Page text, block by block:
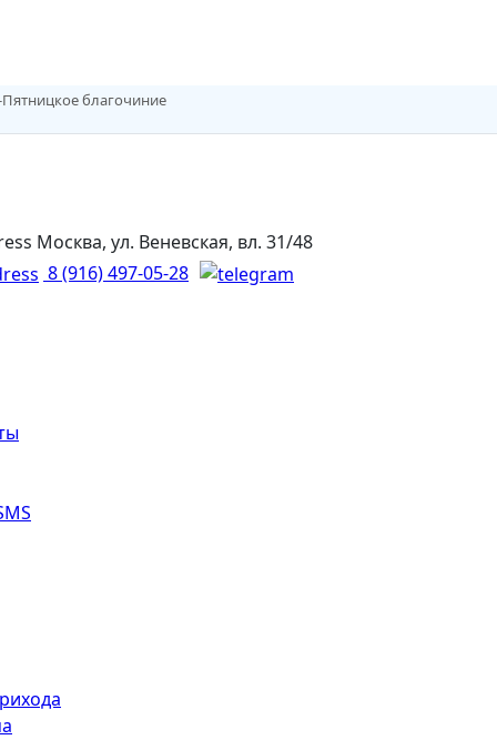
благочиние
Москва, ул. Веневская, вл. 31/48
8 (916) 497-05-28